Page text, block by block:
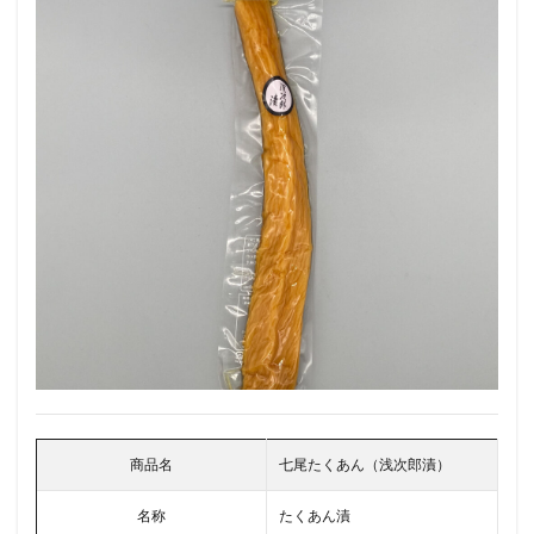
商品名 七尾たくあん（浅次郎漬）
名称 たくあん漬